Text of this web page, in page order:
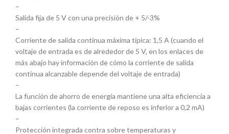
–
Salida fija de 5 V con una precisión de + 5/-3%
–
Corriente de salida continua máxima típica: 1,5 A (cuando el
voltaje de entrada es de alrededor de 5 V, en los enlaces de
más abajo hay información de cómo la corriente de salida
continua alcanzable depende del voltaje de entrada)
–
La función de ahorro de energía mantiene una alta eficiencia a
bajas corrientes (la corriente de reposo es inferior a 0,2 mA)
–
Protección integrada contra sobre temperaturas y